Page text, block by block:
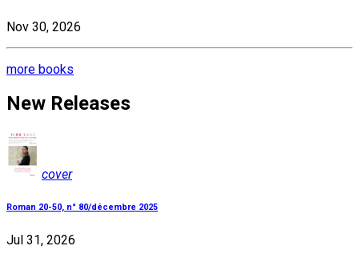
Nov 30, 2026
more books
New Releases
cover
Roman 20-50, n° 80/décembre 2025
Jul 31, 2026